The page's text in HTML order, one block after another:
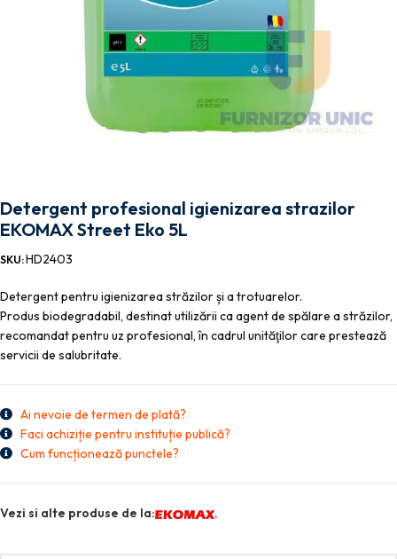
Detergent profesional igienizarea strazilor
EKOMAX Street Eko 5L
SKU:HD2403
Detergent pentru igienizarea străzilor și a trotuarelor.
Produs biodegradabil, destinat utilizării ca agent de spălare a străzilor,
recomandat pentru uz profesional, în cadrul unităţilor care prestează
servicii de salubritate.
Ai nevoie de termen de plată?
Faci achiziție pentru instituție publică?
Cum funcționează punctele?
Vezi si alte produse de la: